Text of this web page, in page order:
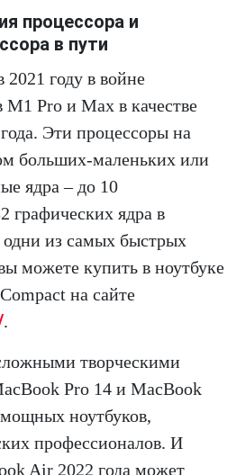
процессора и
в пути
году в войне
Pro и Max в качестве
Эти процессоры на
больших-маленьких или
ядра – до 10
графических ядра в
из самых быстрых
можете купить в ноутбуке
на сайте
.
творческими
Pro 14 и MacBook
ноутбуков,
профессионалов. И
Air 2022 года может